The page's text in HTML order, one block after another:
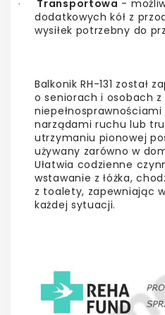
· Transportowa -
dodatkowych kół z
wysiłek potrzebny do
Balkonik RH-131 został
o seniorach i osobach z
narządami ruchu lub
utrzymaniu pionowej
używany zarówno w
Ułatwia codzienne
wstawanie z łóżka,
z toalety, zapewniając
każdej sytuacji.